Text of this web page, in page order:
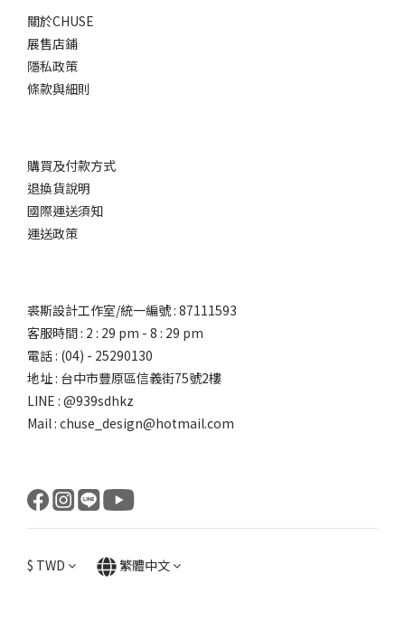
關於CHUSE
展售店鋪
隱私政策
條款與細則
購買及付款方式
退換貨說明
國際運送須知
運送政策
裘斯設計工作室/統一編號 : 87111593
客服時間 : 2 : 29 pm - 8 : 29 pm
電話 : (04) - 25290130
地址 : 台中市豐原區信義街75號2樓
LINE : @939sdhkz
Mail : chuse_design@hotmail.com
$ TWD 繁體中文